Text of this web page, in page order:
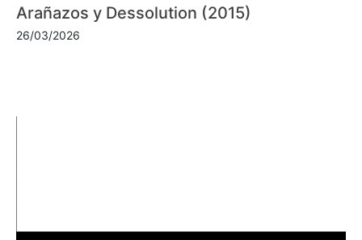
Arañazos y Dessolution (2015)
26/03/2026